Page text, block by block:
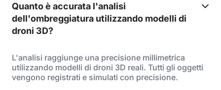
Quanto è accurata l'analisi
dell'ombreggiatura utilizzando modelli di
droni 3D?
L'analisi raggiunge una precisione millimetrica
utilizzando modelli di droni 3D reali. Tutti gli oggetti
vengono registrati e simulati con precisione.